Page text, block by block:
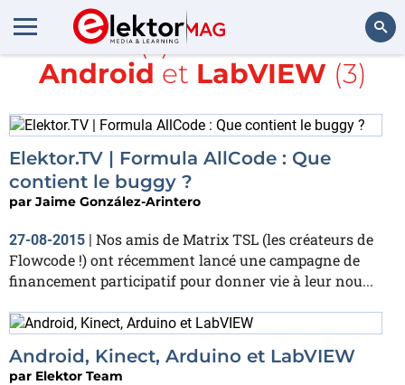
Rechercher
Article(s) avec la balise
Android et LabVIEW (3)
Elektor.TV | Formula AllCode : Que
contient le buggy ?
par Jaime González-Arintero
27-08-2015 | Nos amis de Matrix TSL (les créateurs de
Flowcode !) ont récemment lancé une campagne de
financement participatif pour donner vie à leur nou...
Android, Kinect, Arduino et LabVIEW
par Elektor Team